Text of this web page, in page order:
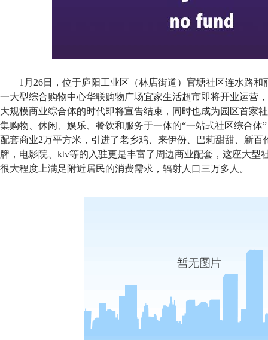
1月26日，位于庐阳工业区（林店街道）官塘社区连水路
一大型综合购物中心华联购物广场宜家生活超市即将开业运营
大规模商业综合体的时代即将宣告结束，同时也成为园区首家
集购物、休闲、娱乐、餐饮和服务于一体的“一站式社区综合体
配套商业2万平方米，引进了老乡鸡、来伊份、巴莉甜甜、新百
牌，电影院、ktv等的入驻更是丰富了周边商业配套，这座大型
很大程度上满足附近居民的消费需求，辐射人口三万多人。